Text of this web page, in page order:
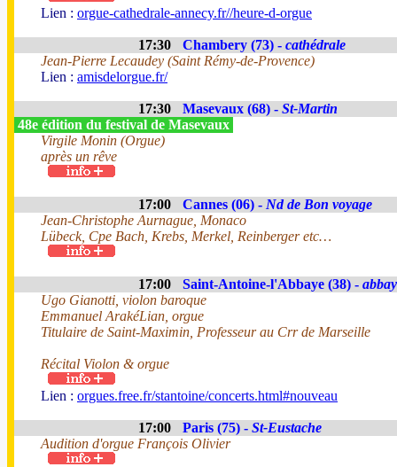
Lien : orgue-cathedrale-annecy.fr//heure-d-orgue
17:30 Chambery (73) - cathédrale
Jean-Pierre Lecaudey (Saint Rémy-de-Provence)
Lien : amisdelorgue.fr/
17:30 Masevaux (68) - St-Martin
48e édition du festival de Masevaux
Virgile Monin (Orgue)
après un rêve
17:00 Cannes (06) - Nd de Bon voyage
Jean-Christophe Aurnague, Monaco
Lübeck, Cpe Bach, Krebs, Merkel, Reinberger etc…
17:00 Saint-Antoine-l'Abbaye (38) -
Ugo Gianotti, violon baroque
Emmanuel ArakéLian, orgue
Titulaire de Saint-Maximin, Professeur au Crr de Marseille
Récital Violon & orgue
Lien : orgues.free.fr/stantoine/concerts.html#nouveau
17:00 Paris (75) - St-Eustache
Audition d'orgue François Olivier